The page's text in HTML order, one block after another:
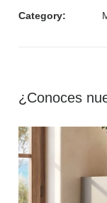
Category:
¿Conoces